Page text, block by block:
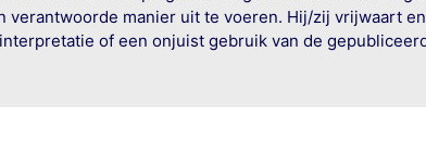
verantwoorde manier uit te voeren. Hij/zij vrijwaart
of een onjuist gebruik van de